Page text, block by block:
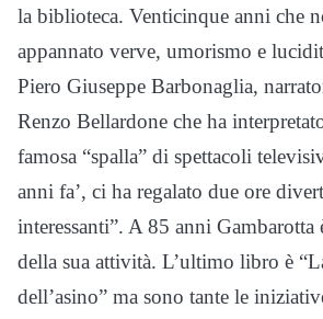
la biblioteca. Venticinque anni che
appannato verve, umorismo e
Piero Giuseppe Barbonaglia,
Renzo Bellardone che ha
famosa “spalla” di spettacoli
anni fa’, ci ha regalato due ore
interessanti”. A 85 anni Gambarotta
della sua attività. L’ultimo libro è
dell’asino” ma sono tante le